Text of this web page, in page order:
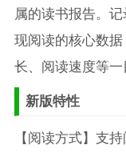
属的读书报告。
现阅读的核心数
长、阅读速度等一
新版特性
【阅读方式】支